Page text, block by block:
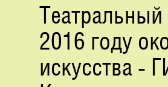
2016 году
искусства -